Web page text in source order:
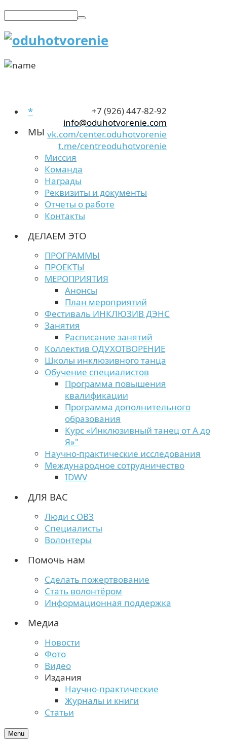
+7 (926) 447-82-92
info@oduhotvorenie.com
vk.com/center.oduhotvorenie
t.me/centreoduhotvorenie
*
МЫ
Миссия
Команда
Награды
Реквизиты и документы
Отчеты о работе
Контакты
ДЕЛАЕМ ЭТО
ПРОГРАММЫ
ПРОЕКТЫ
МЕРОПРИЯТИЯ
Анонсы
План мероприятий
Фестиваль ИНКЛЮЗИВ ДЭНС
Занятия
Расписание занятий
Коллектив ОДУХОТВОРЕНИЕ
Школы инклюзивного танца
Обучение специалистов
Программа повышения
квалификации
Программа дополнительного
образования
Курс «Инклюзивный танец от А до
Я»"
Научно-практические исследования
Международное сотрудничество
IDWV
ДЛЯ ВАС
Люди с ОВЗ
Специалисты
Волонтеры
Помочь нам
Сделать пожертвование
Стать волонтёром
Информационная поддержка
Медиа
Новости
Фото
Видео
Издания
Научно-практические
Журналы и книги
Статьи
Menu